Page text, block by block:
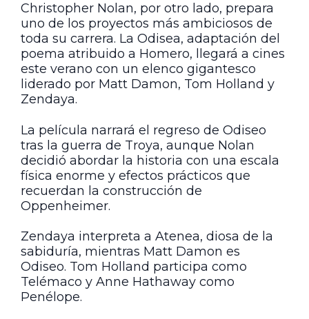
Christopher Nolan, por otro lado, prepara
uno de los proyectos más ambiciosos de
toda su carrera. La Odisea, adaptación del
poema atribuido a Homero, llegará a cines
este verano con un elenco gigantesco
liderado por Matt Damon, Tom Holland y
Zendaya.
La película narrará el regreso de Odiseo
tras la guerra de Troya, aunque Nolan
decidió abordar la historia con una escala
física enorme y efectos prácticos que
recuerdan la construcción de
Oppenheimer.
Zendaya interpreta a Atenea, diosa de la
sabiduría, mientras Matt Damon es
Odiseo. Tom Holland participa como
Telémaco y Anne Hathaway como
Penélope.